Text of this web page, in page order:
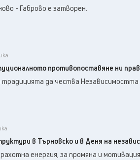
- Габрово е затворен.
противопоставяне ни
традицията да чества
в Търновско и в Деня на
енергия, за промяна и